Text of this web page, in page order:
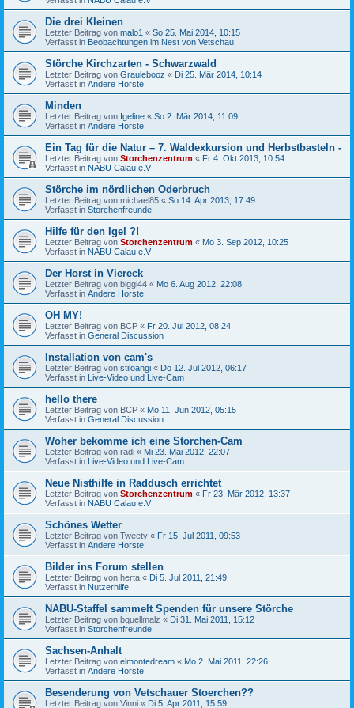
Die drei Kleinen
Letzter Beitrag von malo1 « So 25. Mai 2014, 10:15
Verfasst in Beobachtungen im Nest von Vetschau
Störche Kirchzarten - Schwarzwald
Letzter Beitrag von Graulebooz « Di 25. Mär 2014, 10:14
Verfasst in Andere Horste
Minden
Letzter Beitrag von Igeline « So 2. Mär 2014, 11:09
Verfasst in Andere Horste
Ein Tag für die Natur – 7. Waldexkursion und Herbstbasteln -
Letzter Beitrag von Storchenzentrum « Fr 4. Okt 2013, 10:54
Verfasst in NABU Calau e.V
Störche im nördlichen Oderbruch
Letzter Beitrag von michael85 « So 14. Apr 2013, 17:49
Verfasst in Storchenfreunde
Hilfe für den Igel ?!
Letzter Beitrag von Storchenzentrum « Mo 3. Sep 2012, 10:25
Verfasst in NABU Calau e.V
Der Horst in Viereck
Letzter Beitrag von biggi44 « Mo 6. Aug 2012, 22:08
Verfasst in Andere Horste
OH MY!
Letzter Beitrag von BCP « Fr 20. Jul 2012, 08:24
Verfasst in General Discussion
Installation von cam's
Letzter Beitrag von stiloangi « Do 12. Jul 2012, 06:17
Verfasst in Live-Video und Live-Cam
hello there
Letzter Beitrag von BCP « Mo 11. Jun 2012, 05:15
Verfasst in General Discussion
Woher bekomme ich eine Storchen-Cam
Letzter Beitrag von radi « Mi 23. Mai 2012, 22:07
Verfasst in Live-Video und Live-Cam
Neue Nisthilfe in Raddusch errichtet
Letzter Beitrag von Storchenzentrum « Fr 23. Mär 2012, 13:37
Verfasst in NABU Calau e.V
Schönes Wetter
Letzter Beitrag von Tweety « Fr 15. Jul 2011, 09:53
Verfasst in Andere Horste
Bilder ins Forum stellen
Letzter Beitrag von herta « Di 5. Jul 2011, 21:49
Verfasst in Nutzerhilfe
NABU-Staffel sammelt Spenden für unsere Störche
Letzter Beitrag von bquellmalz « Di 31. Mai 2011, 15:12
Verfasst in Storchenfreunde
Sachsen-Anhalt
Letzter Beitrag von elmontedream « Mo 2. Mai 2011, 22:26
Verfasst in Andere Horste
Besenderung von Vetschauer Stoerchen??
Letzter Beitrag von Vinni « Di 5. Apr 2011, 15:59